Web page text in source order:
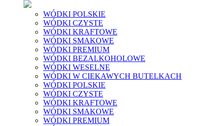
WÓDKI POLSKIE
WÓDKI CZYSTE
WÓDKI KRAFTOWE
WÓDKI SMAKOWE
WÓDKI PREMIUM
WÓDKI BEZALKOHOLOWE
WÓDKI WESELNE
WÓDKI W CIEKAWYCH BUTELKACH
WÓDKI POLSKIE
WÓDKI CZYSTE
WÓDKI KRAFTOWE
WÓDKI SMAKOWE
WÓDKI PREMIUM